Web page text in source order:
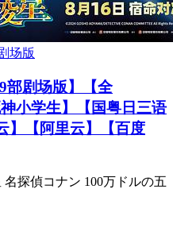
场版
部剧场版】【全
小学生】【国粤日三语
】【阿里云】【百度
探偵コナン 100万ドルの五